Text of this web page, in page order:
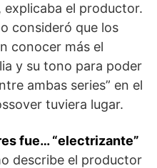
explicaba el productor.
consideró que los
conocer más el
y su tono para poder
ambas series” en el
tuviera lugar.
fue… “electrizante”
describe el productor